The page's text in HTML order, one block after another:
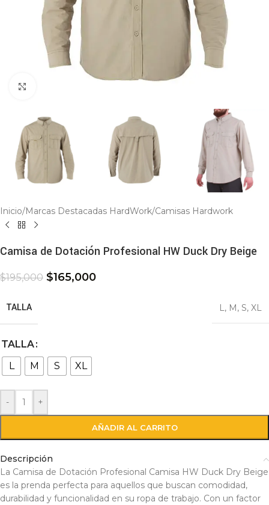
Inicio/Marcas Destacadas HardWork/Camisas Hardwork
Camisa de Dotación Profesional HW Duck Dry Beige
$195,000 $165,000
TALLA L, M , S, XL
TALLA
L
M S XL
- +
AÑADIR AL CARRITO
Descripción
La Camisa de Dotación Profesional Camisa HW Duck Dry Beige
es la prenda perfecta para aquellos que buscan comodidad,
durabilidad y funcionalidad en su ropa de trabajo. Con un factor